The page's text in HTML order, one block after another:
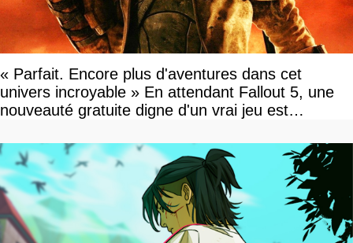
« Parfait. Encore plus d'aventures dans cet
univers incroyable » En attendant Fallout 5, une
nouveauté gratuite digne d'un vrai jeu est